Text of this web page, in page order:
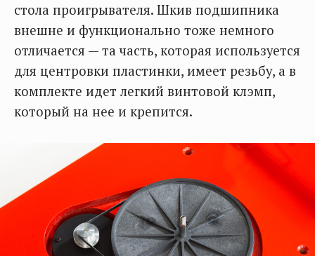
стола проигрывателя. Шкив подшипника
внешне и функционально тоже немного
отличается — та часть, которая используется
для центровки пластинки, имеет резьбу, а в
комплекте идет легкий винтовой клэмп,
который на нее и крепится.